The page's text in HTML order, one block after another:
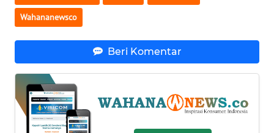
Wahananewsco
Beri Komentar
WN
WN
WN
SULTRA